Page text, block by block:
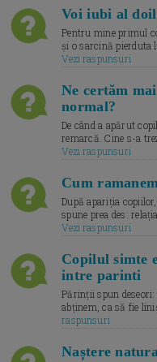
Voi iubi al
Pentru mine primul
și o sarcină pierduta
Vezi raspunsuri
Ne certăm
normal?
De când a apărut
remarcă. Cine s-a
Vezi raspunsuri
Cum
După apariția
spune prea des:
Vezi raspunsuri
Copilul simte
intre parinti
Părinții spun deseori:
abținem, ca să fie
raspunsuri
Naștere